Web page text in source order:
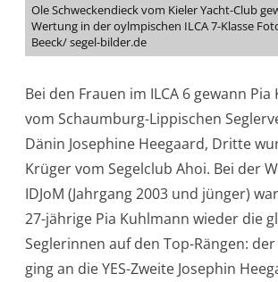
Ole Schweckendieck vom Kieler Yacht-Club
Wertung in der oylmpischen ILCA 7-Klasse
Beeck/ segel-bilder.de
Bei den Frauen im ILCA 6 gewann
vom Schaumburg-Lippischen
Dänin Josephine Heegaard, Dritte
Krüger vom Segelclub Ahoi. Bei der
IDJoM (Jahrgang 2003 und jünger)
27-jährige Pia Kuhlmann wieder die
Seglerinnen auf den Top-Rängen: der
ging an die YES-Zweite Josephin